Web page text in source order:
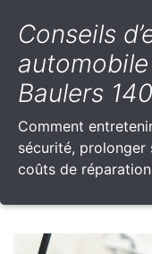
Conseils
Baulers
Comment
sécurité, prolonger
coûts de